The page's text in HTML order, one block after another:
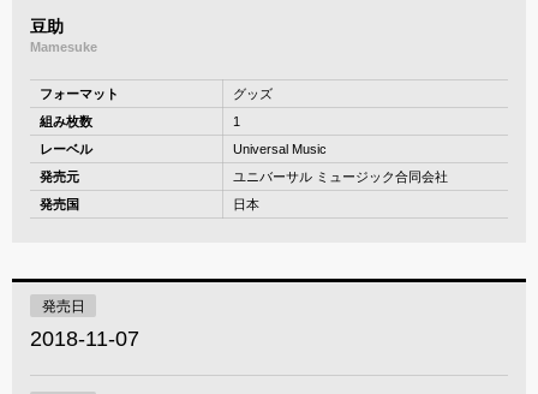
豆助
Mamesuke
フォーマット
グッズ
組み枚数
1
レーベル
Universal Music
発売元
ユニバーサル ミュージック合同会社
発売国
日本
発売日
2018-11-07